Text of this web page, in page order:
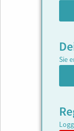
Sie